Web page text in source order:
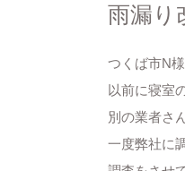
雨漏り
つくば市N
以前に寝室
別の業者さ
一度弊社に